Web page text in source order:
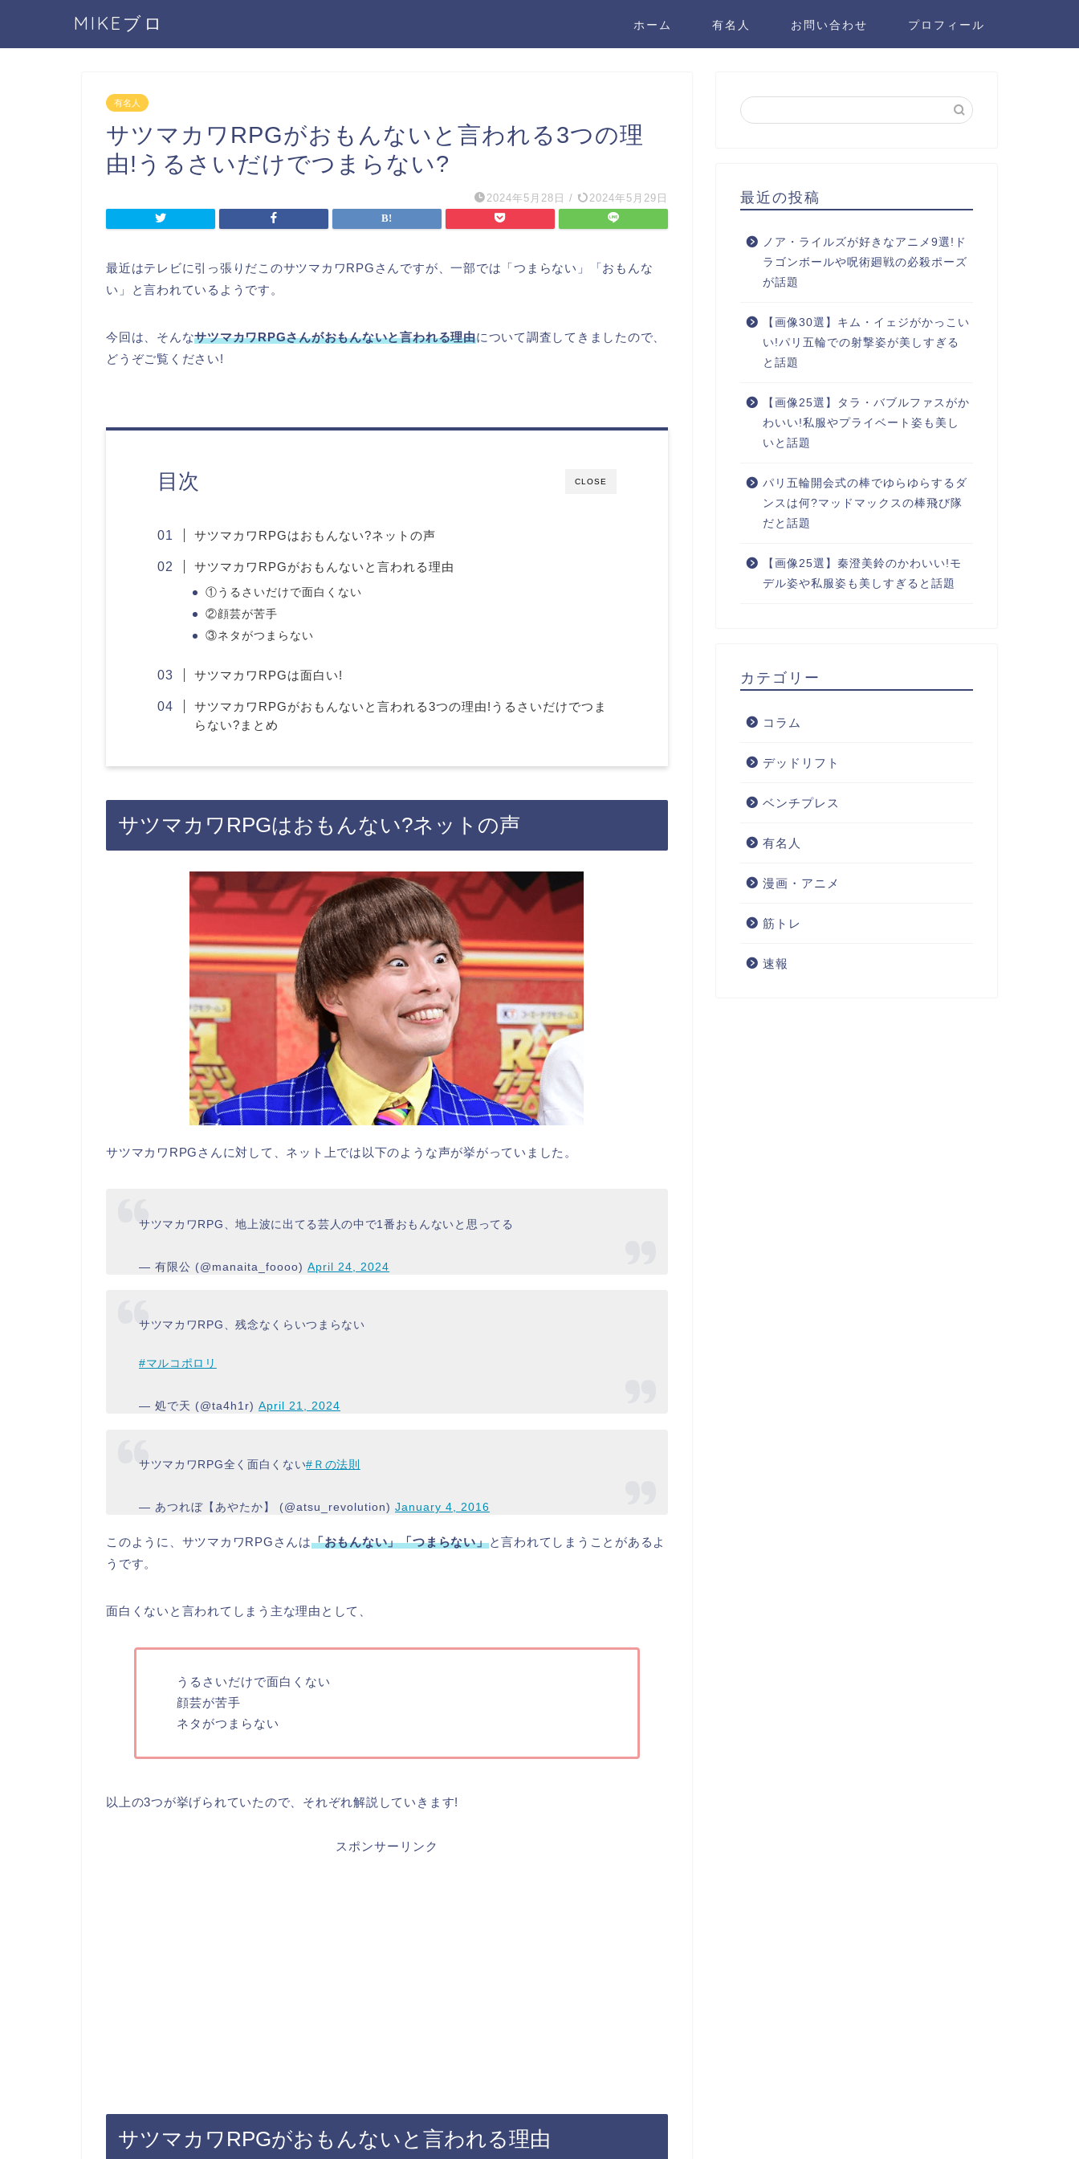
MIKEブロ ホーム 有名人 お問い合わせ プロフィール
有名人
サツマカワRPGがおもんないと言われる3つの理
由!うるさいだけでつまらない?
2024年5月28日 / 2024年5月29日
最近はテレビに引っ張りだこのサツマカワRPGさんですが、一部では「つまらない」「おもんな
い」と言われているようです。
今回は、そんなサツマカワRPGさんがおもんないと言われる理由について調査してきましたので、
どうぞご覧ください!
CLOSE
目次
サツマカワRPGはおもんない?ネットの声
サツマカワRPGがおもんないと言われる理由
①うるさいだけで面白くない
②顔芸が苦手
③ネタがつまらない
サツマカワRPGは面白い!
サツマカワRPGがおもんないと言われる3つの理由!うるさいだけでつま
らない?まとめ
サツマカワRPGはおもんない?ネットの声
サツマカワRPGさんに対して、ネット上では以下のような声が挙がっていました。
サツマカワRPG、地上波に出てる芸人の中で1番おもんないと思ってる
— 有限公 (@manaita_foooo)April 24, 2024
サツマカワRPG、残念なくらいつまらない
#マルコポロリ
— 処で天 (@ta4h1r)April 21, 2024
サツマカワRPG全く面白くない#Ｒの法則
— あつれぼ【あやたか】 (@atsu_revolution)January 4, 2016
このように、サツマカワRPGさんは「おもんない」「つまらない」と言われてしまうことがあるよ
うです。
面白くないと言われてしまう主な理由として、
うるさいだけで面白くない
顔芸が苦手
ネタがつまらない
以上の3つが挙げられていたので、それぞれ解説していきます!
スポンサーリンク
サツマカワRPGがおもんないと言われる理由
最近の投稿
ノア・ライルズが好きなアニメ9選!ド
ラゴンボールや呪術廻戦の必殺ポーズ
が話題
【画像30選】キム・イェジがかっこい
い!パリ五輪での射撃姿が美しすぎる
と話題
【画像25選】タラ・バブルファスがか
わいい!私服やプライベート姿も美し
いと話題
パリ五輪開会式の棒でゆらゆらするダ
ンスは何?マッドマックスの棒飛び隊
だと話題
【画像25選】秦澄美鈴のかわいい!モ
デル姿や私服姿も美しすぎると話題
カテゴリー
コラム
デッドリフト
ベンチプレス
有名人
漫画・アニメ
筋トレ
速報